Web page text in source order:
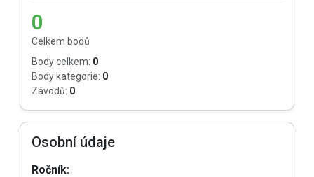
0
Celkem bodů
Body celkem: 0
Body kategorie: 0
Závodů: 0
Osobní údaje
Ročník: